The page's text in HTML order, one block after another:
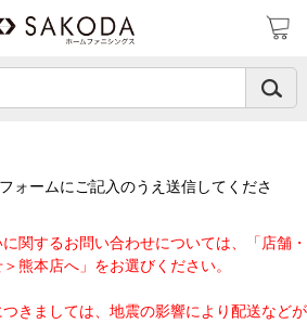
ォームにご記入のうえ送信してくださ
関するお問い合わせについては、「店舗・
熊本店へ」をお選びください。
きましては、地震の影響により配送などが